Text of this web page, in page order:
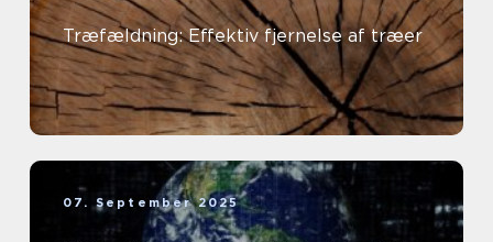
Træfældning: Effektiv fjernelse af træer
07. September 2025